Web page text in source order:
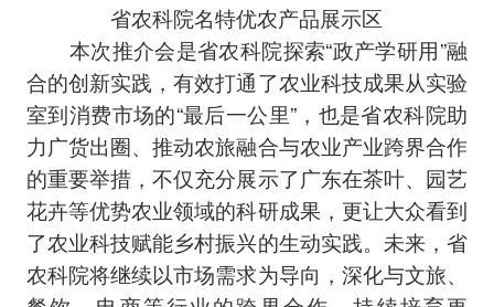
省农科院名特优农产品展示区
本次推介会是省农科院探索“政产学研用”融
合的创新实践，有效打通了农业科技成果从实验
室到消费市场的“最后一公里”，也是省农科院助
力广货出圈、推动农旅融合与农业产业跨界合作
的重要举措，不仅充分展示了广东在茶叶、园艺
花卉等优势农业领域的科研成果，更让大众看到
了农业科技赋能乡村振兴的生动实践。未来，省
农科院将继续以市场需求为导向，深化与文旅、